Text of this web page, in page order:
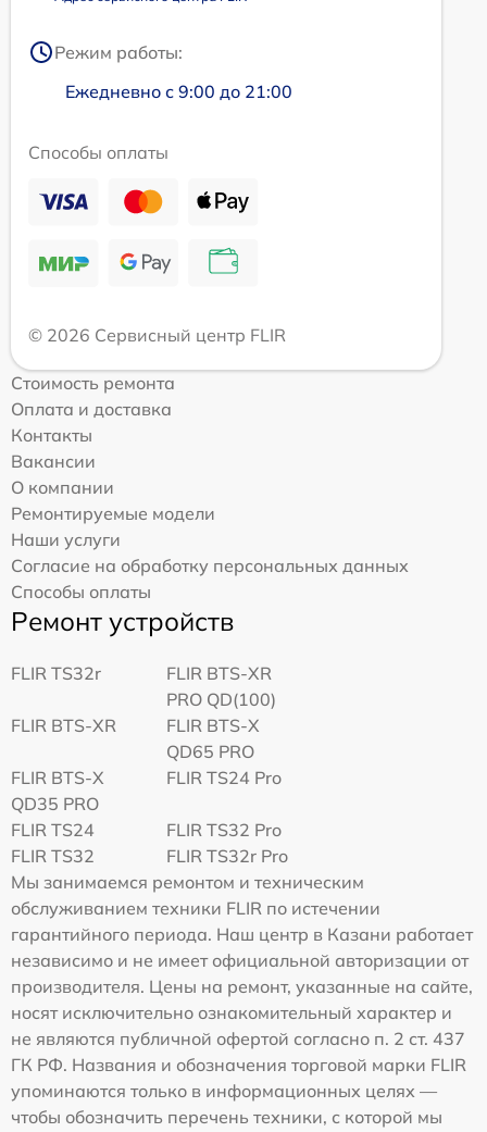
Режим работы:
Ежедневно с 9:00 до 21:00
Способы оплаты
© 2026 Сервисный центр FLIR
Стоимость ремонта
Оплата и доставка
Контакты
Вакансии
О компании
Ремонтируемые модели
Наши услуги
Согласие на обработку персональных данных
Способы оплаты
Ремонт устройств
FLIR TS32r
FLIR BTS-XR
PRO QD(100)
FLIR BTS-XR
FLIR BTS-X
QD65 PRO
FLIR BTS-X
QD35 PRO
FLIR TS24 Pro
FLIR TS24
FLIR TS32 Pro
FLIR TS32
FLIR TS32r Pro
Мы занимаемся ремонтом и техническим
обслуживанием техники FLIR по истечении
гарантийного периода. Наш центр в Казани работает
независимо и не имеет официальной авторизации от
производителя. Цены на ремонт, указанные на сайте,
носят исключительно ознакомительный характер и
не являются публичной офертой согласно п. 2 ст. 437
ГК РФ. Названия и обозначения торговой марки FLIR
упоминаются только в информационных целях —
чтобы обозначить перечень техники, с которой мы